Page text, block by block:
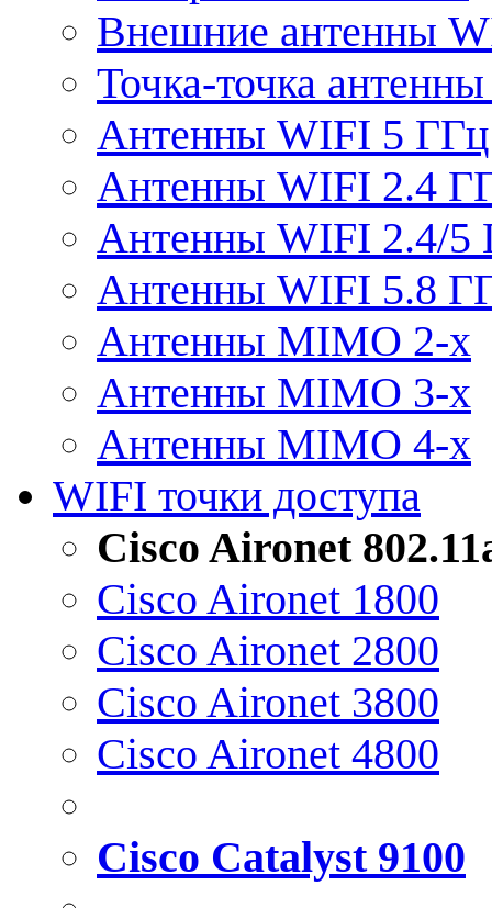
Внешние антенны
Точка-точка
Антенны WIFI 5 ГГц
Антенны WIFI 2.4
Антенны WIFI 2.4/5
Антенны WIFI 5.8
Антенны MIMO 2-x
Антенны MIMO 3-x
Антенны MIMO 4-x
WIFI точки доступа
Cisco Aironet
Cisco Aironet 1800
Cisco Aironet 2800
Cisco Aironet 3800
Cisco Aironet 4800
Cisco Catalyst 9100